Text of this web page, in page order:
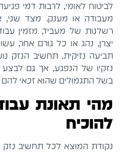
לביטוח לאומי, לרבות דמי
מעבודה או מענק. מצד שני,
רשלנות של מעביד, מזמין
יצרן, נהג או כל גורם אחר,
תביעה נזיקית. תחשיב הנזק
נזקיו של הנפגע, אך גם
בשל התגמולים שהוא זכאי להם
מהי תאונת
להוכיח
נקודת המוצא לכל תחשיב